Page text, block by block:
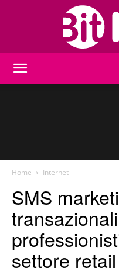
Home Internet
SMS
settore